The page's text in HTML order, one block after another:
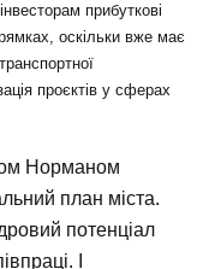
прибуткові
оскільки вже має
проєктів у сферах
Норманом
план міста.
потенціал
І